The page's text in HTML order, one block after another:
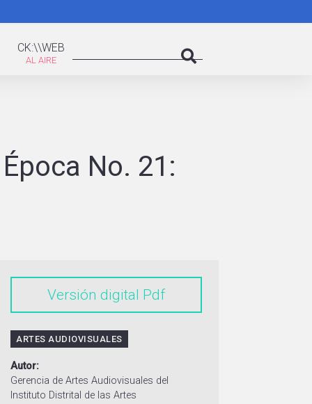
CK:\\WEB
No. 21:
Versión digital
ARTES AUDIOVISUALES
Autor
Gerencia de Artes Audiovisuales del
Instituto Distrital de las Artes